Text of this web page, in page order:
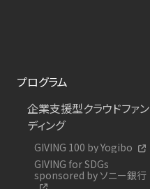
プログラム
企業支援型クラウドファン
ディング
GIVING 100 by Yogibo
GIVING for SDGs
sponsored by ソニー銀行